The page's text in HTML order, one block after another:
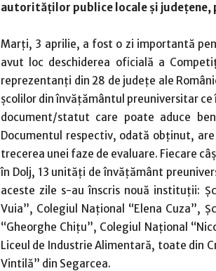
autorităţilor publice locale şi judeţene,
Marţi, 3 aprilie, a fost o zi importantă
avut loc deschiderea oficială a
reprezentanţi din 28 de judeţe ale
şcolilor din învăţământul preuniversitar
document/statut care poate aduce
Documentul respectiv, odată obţinut,
trecerea unei faze de evaluare. Fiecare
în Dolj, 13 unităţi de învăţământ
aceste zile s-au înscris nouă instituţii:
Vuia”, Colegiul Naţional “Elena Cuza”,
“Gheorghe Chiţu”, Colegiul Naţional
Liceul de Industrie Alimentară, toate din
Vintilă” din Segarcea.